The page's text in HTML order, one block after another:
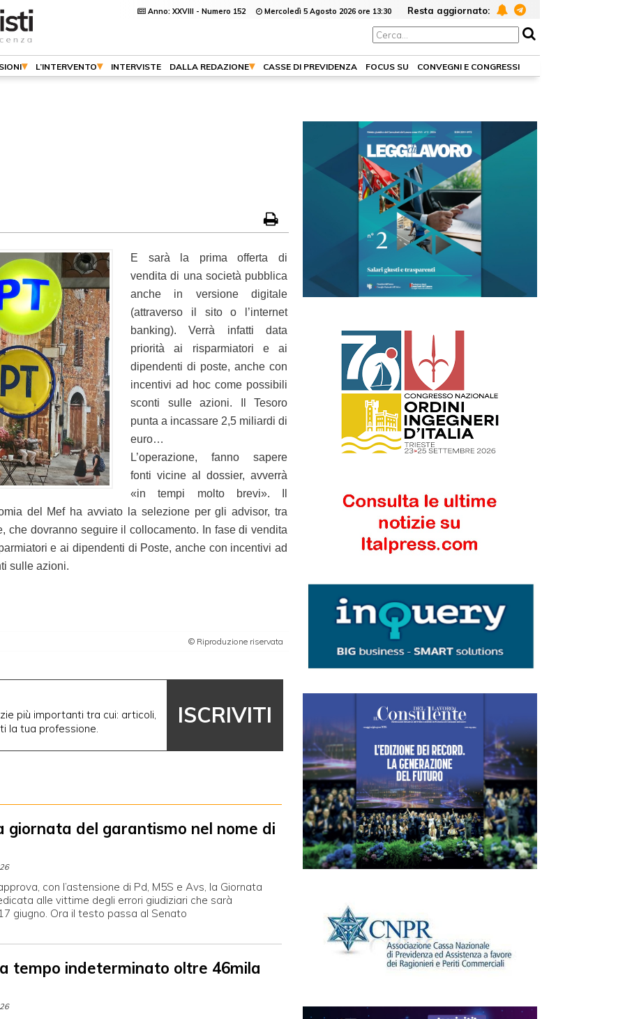
Anno: XXVIII - Numero 152 Mercoledì 5 Agosto 2026 ore 13:30 Resta aggiornato:
L’INTERVENTO INTERVISTE DALLA REDAZIONE CASSE DI PREVIDENZA FOCUS SU CONVEGNI E CONGRESSI
E sarà la prima offerta di
vendita di una società pubblica
anche in versione digitale
(attraverso il sito o l’internet
banking). Verrà infatti data
priorità ai risparmiatori e ai
dipendenti di poste, anche con
incentivi ad hoc come possibili
sconti sulle azioni. Il Tesoro
punta a incassare 2,5 miliardi di
euro…
L’operazione, fanno sapere
fonti vicine al dossier, avverrà
«in tempi molto brevi». Il
del Mef ha avviato la selezione per gli advisor, tra
che dovranno seguire il collocamento. In fase di vendita
e ai dipendenti di Poste, anche con incentivi ad
sulle azioni.
© Riproduzione riservata
più importanti tra cui: articoli,
la tua professione.
ISCRIVITI
giornata del garantismo nel nome di
con l’astensione di Pd, M5S e Avs, la Giornata
alle vittime degli errori giudiziari che sarà
giugno. Ora il testo passa al Senato
tempo indeterminato oltre 46mila